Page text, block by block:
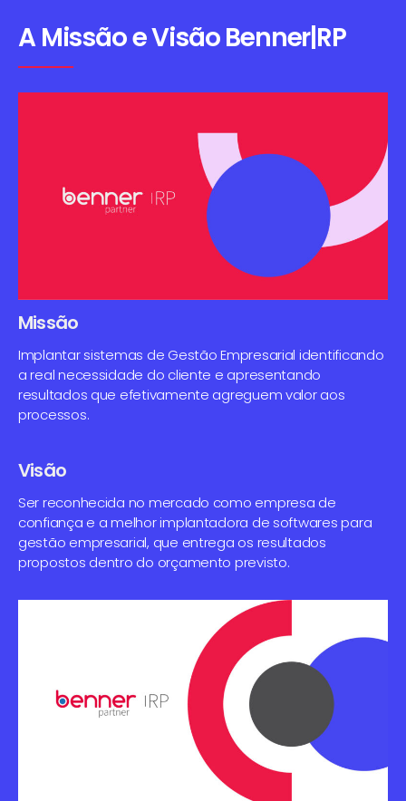
A Missão e Visão Benner|RP
Missão
Implantar sistemas de Gestão Empresarial identificando
a real necessidade do cliente e apresentando
resultados que efetivamente agreguem valor aos
processos.
Visão
Ser reconhecida no mercado como empresa de
confiança e a melhor implantadora de softwares para
gestão empresarial, que entrega os resultados
propostos dentro do orçamento previsto.